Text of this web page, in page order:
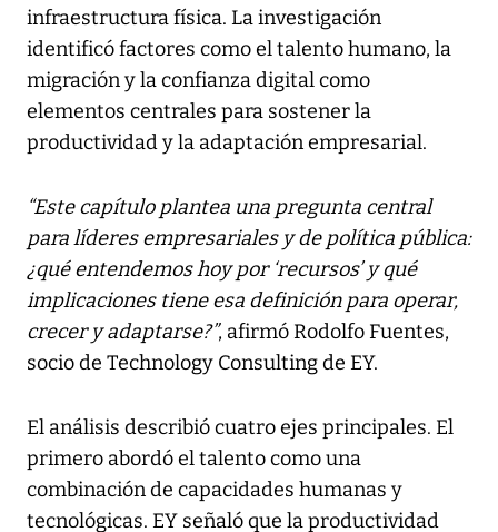
infraestructura física. La investigación
identificó factores como el talento humano, la
migración y la confianza digital como
elementos centrales para sostener la
productividad y la adaptación empresarial.
“Este capítulo plantea una pregunta central
para líderes empresariales y de política pública:
¿qué entendemos hoy por ‘recursos’ y qué
implicaciones tiene esa definición para operar,
crecer y adaptarse?”, afirmó Rodolfo Fuentes,
socio de Technology Consulting de EY.
El análisis describió cuatro ejes principales. El
primero abordó el talento como una
combinación de capacidades humanas y
tecnológicas. EY señaló que la productividad